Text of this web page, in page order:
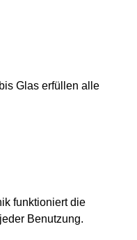
Glas erfüllen alle
funktioniert die
Benutzung.